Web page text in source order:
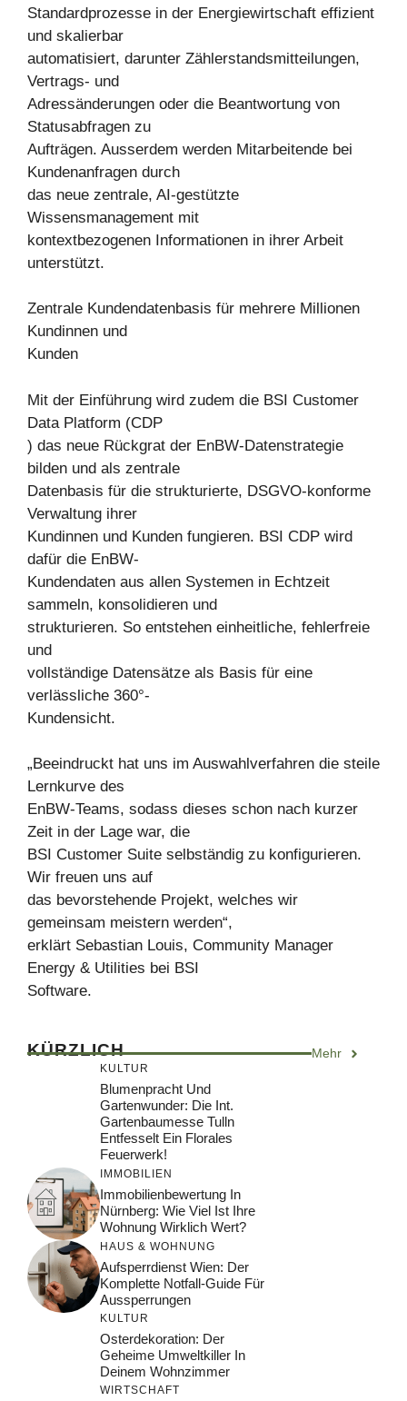
Standardprozesse in der Energiewirtschaft effizient
und skalierbar
automatisiert, darunter Zählerstandsmitteilungen,
Vertrags- und
Adressänderungen oder die Beantwortung von
Statusabfragen zu
Aufträgen. Ausserdem werden Mitarbeitende bei
Kundenanfragen durch
das neue zentrale, AI-gestützte
Wissensmanagement mit
kontextbezogenen Informationen in ihrer Arbeit
unterstützt.
Zentrale Kundendatenbasis für mehrere Millionen
Kundinnen und
Kunden
Mit der Einführung wird zudem die BSI Customer
Data Platform (CDP
) das neue Rückgrat der EnBW-Datenstrategie
bilden und als zentrale
Datenbasis für die strukturierte, DSGVO-konforme
Verwaltung ihrer
Kundinnen und Kunden fungieren. BSI CDP wird
dafür die EnBW-
Kundendaten aus allen Systemen in Echtzeit
sammeln, konsolidieren und
strukturieren. So entstehen einheitliche, fehlerfreie
und
vollständige Datensätze als Basis für eine
verlässliche 360°-
Kundensicht.
„Beeindruckt hat uns im Auswahlverfahren die steile
Lernkurve des
EnBW-Teams, sodass dieses schon nach kurzer
Zeit in der Lage war, die
BSI Customer Suite selbständig zu konfigurieren.
Wir freuen uns auf
das bevorstehende Projekt, welches wir
gemeinsam meistern werden“,
erklärt Sebastian Louis, Community Manager
Energy & Utilities bei BSI
Software.
KÜRZLICH Mehr
KULTUR
Blumenpracht Und
Gartenwunder: Die Int.
Gartenbaumesse Tulln
Entfesselt Ein Florales
Feuerwerk!
IMMOBILIEN
Immobilienbewertung In
Nürnberg: Wie Viel Ist Ihre
Wohnung Wirklich Wert?
HAUS & WOHNUNG
Aufsperrdienst Wien: Der
Komplette Notfall-Guide Für
Aussperrungen
KULTUR
Osterdekoration: Der
Geheime Umweltkiller In
Deinem Wohnzimmer
WIRTSCHAFT